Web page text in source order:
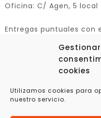
cookies
Utilizamos cookies para
nuestro servicio.
Oficina: C/ Agen, 5 local
Entregas puntuales con